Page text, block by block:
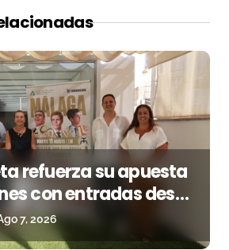
refuerza su apuesta
con entradas desde
7, 2026